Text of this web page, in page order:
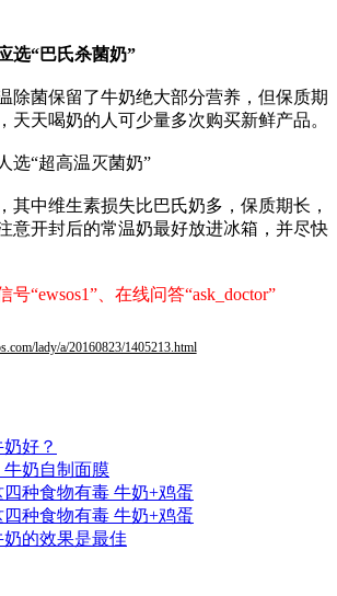
选“巴氏杀菌奶”
菌保留了牛奶绝大部分营养，但保质期
天天喝奶的人可少量多次购买新鲜产品。
“超高温灭菌奶”
中维生素损失比巴氏奶多，保质期长，
意开封后的常温奶最好放进冰箱，并尽快
“ewsos1”、在线问答“ask_doctor”
lady/a/20160823/1405213.html
好？
奶自制面膜
种食物有毒 牛奶+鸡蛋
种食物有毒 牛奶+鸡蛋
的效果是最佳